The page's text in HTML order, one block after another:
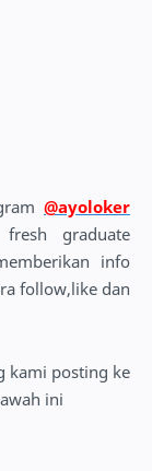
@ayoloker
graduate
info
follow,like dan
kami posting ke
ini